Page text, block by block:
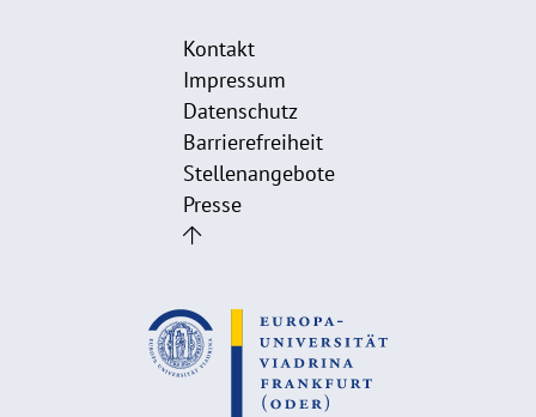
Kontakt
Impressum
Datenschutz
Barrierefreiheit
Stellenangebote
Presse